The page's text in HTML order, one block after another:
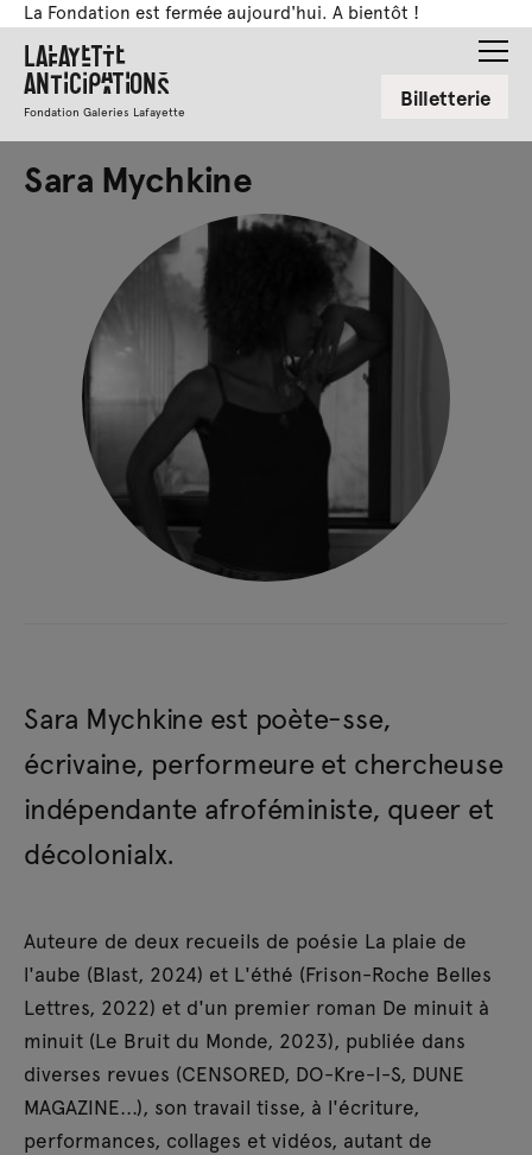
La Fondation est fermée aujourd'hui. A bientôt !
Lafayette
Anticipations
Fondation Galeries Lafayette Billetterie
Sara Mychkine
Sara Mychkine est poète-sse,
écrivaine, performeure et chercheuse
indépendante afroféministe, queer et
décolonialx.
Auteure de deux recueils de poésie La plaie de
l'aube (Blast, 2024) et L'éthé (Frison-Roche Belles
Lettres, 2022) et d'un premier roman De minuit à
minuit (Le Bruit du Monde, 2023), publiée dans
diverses revues (CENSORED, DO-Kre-I-S, DUNE
MAGAZINE...), son travail tisse, à l'écriture,
performances, collages et vidéos, autant de